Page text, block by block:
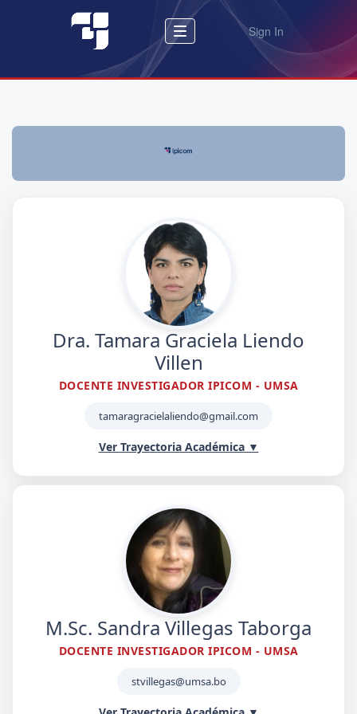
Sign In
Dra. Tamara Graciela Liendo
Villen
DOCENTE INVESTIGADOR IPICOM - UMSA
tamaragracielaliendo@gmail.com
Ver Trayectoria Académica ▼
Tamara Graciela Liendo Villena es Doctora en Educación
Superior y Magíster en Psicopedagogía, Planificación y
Gestión por la UMSA. Cuenta con una amplia trayectoria
docente desde el año 2002 y se ha desempeñado en roles
clave como responsable del Programa de educación
económica y financiera del Banco Central de Bolivia entre
2010 y 2023.
liderado el diseño curricular de programas de posgrado,
M.Sc. Sandra Villegas Taborga
DOCENTE INVESTIGADOR IPICOM - UMSA
stvillegas@umsa.bo